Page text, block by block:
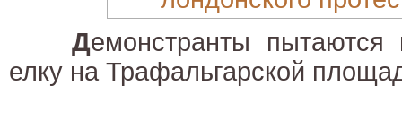
Демонстранты пытаются
елку на Трафальгарской